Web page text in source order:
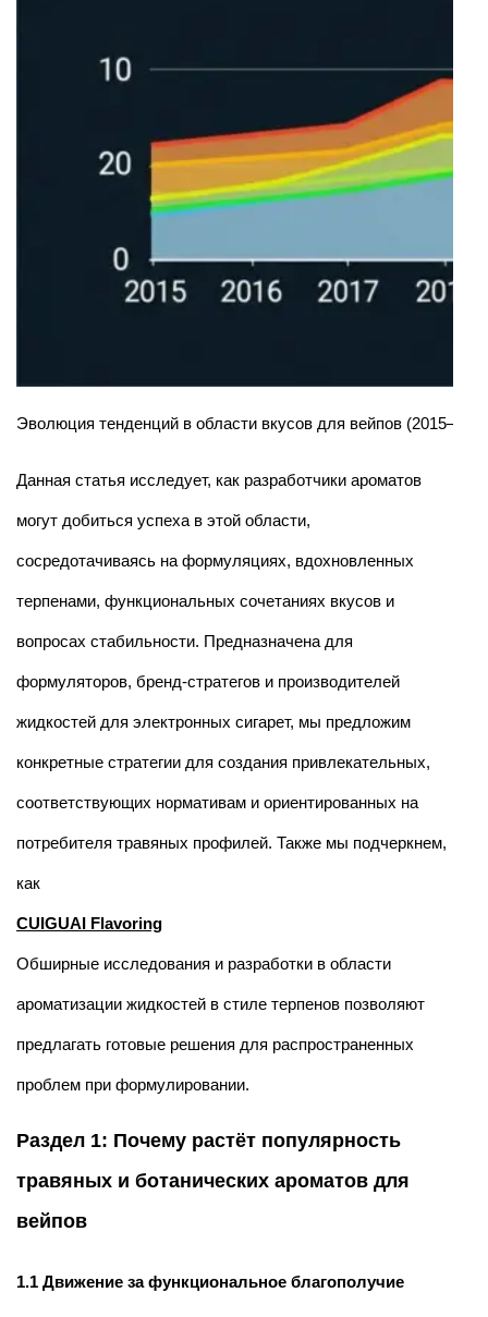
Эволюция тенденций в области вкусов для вейпов
Данная статья исследует, как разработчики ароматов
могут добиться успеха в этой области,
сосредотачиваясь на формуляциях, вдохновленных
терпенами, функциональных сочетаниях вкусов и
вопросах стабильности. Предназначена для
формуляторов, бренд-стратегов и производителей
жидкостей для электронных сигарет, мы предложим
конкретные стратегии для создания привлекательных,
соответствующих нормативам и ориентированных на
потребителя травяных профилей. Также мы подчеркнем,
как
CUIGUAI Flavoring
Обширные исследования и разработки в области
ароматизации жидкостей в стиле терпенов позволяют
предлагать готовые решения для распространенных
проблем при формулировании.
Раздел 1: Почему растёт популярность
травяных и ботанических ароматов для
вейпов
1.1 Движение за функциональное благополучие